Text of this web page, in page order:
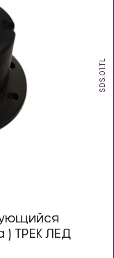
SDS.01.TL
) ТРЕК ЛЕД